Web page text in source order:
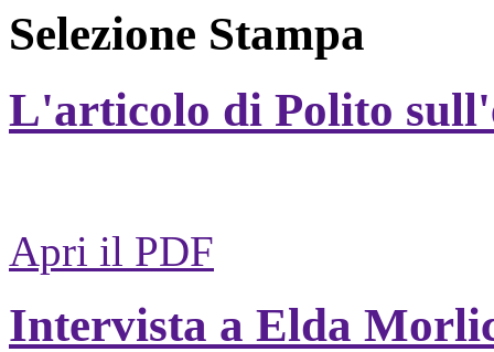
Selezione Stampa
L'articolo di Polito
Apri il PDF
Intervista a Elda